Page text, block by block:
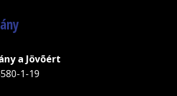
a Jövõért
1-19